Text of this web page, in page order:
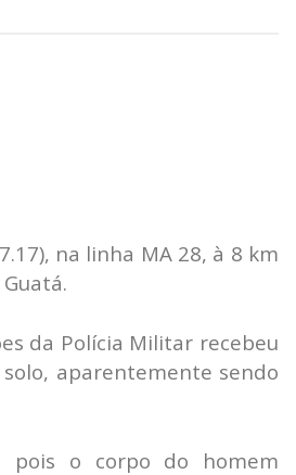
na linha MA 28, à 8 km
da Polícia Militar recebeu
aparentemente sendo
pois o corpo do homem